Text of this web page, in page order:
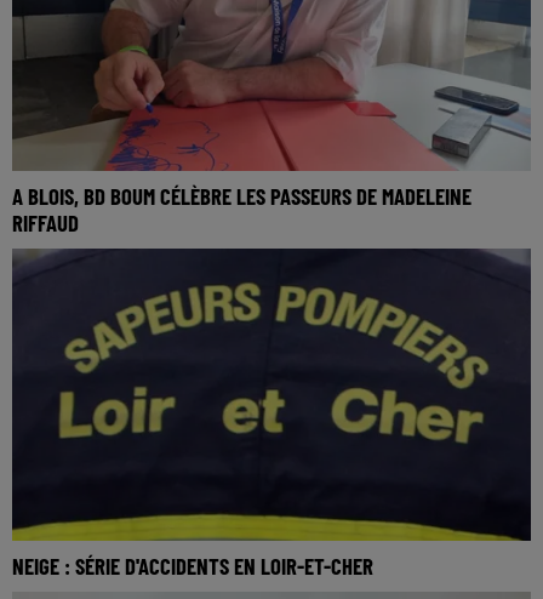
A BLOIS, BD BOUM CÉLÈBRE LES PASSEURS DE MADELEINE
RIFFAUD
NEIGE : SÉRIE D'ACCIDENTS EN LOIR-ET-CHER